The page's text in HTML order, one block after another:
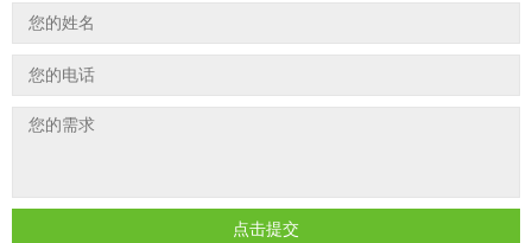
超细反光粉需要搭配什么胶浆使用？
反光粉能用在注塑工艺上吗？
反光粉可以混合其他颜料一起使用吗... 2025-05-23
点击提交